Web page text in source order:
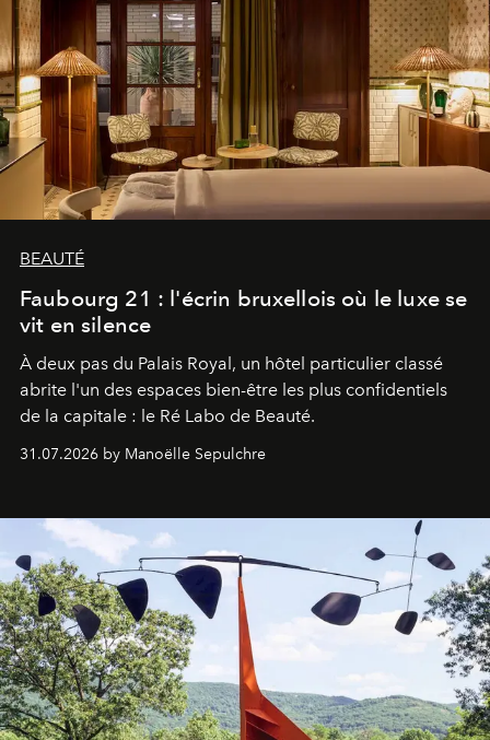
BEAUTÉ
Faubourg 21 : l'écrin bruxellois où le luxe se
vit en silence
À deux pas du Palais Royal, un hôtel particulier classé
abrite l'un des espaces bien-être les plus confidentiels
de la capitale : le Ré Labo de Beauté.
31.07.2026 by Manoëlle Sepulchre